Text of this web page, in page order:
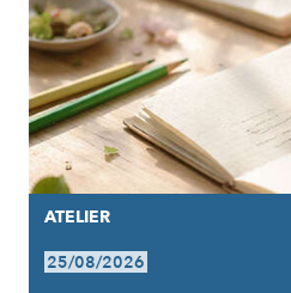
ATELIER
25/08/2026